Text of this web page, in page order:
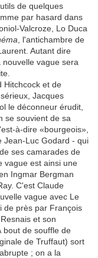
de quelques
par hasard dans
Valcroze, Lo Duca
, l'antichambre de
Autant dire
vague sera
Hitchcock et de
Jacques
le déconneur érudit,
se souvient de sa
à-dire «bourgeois»,
Jean-Luc Godard - qui
ses camarades de
vague est ainsi une
Ingmar Bergman
C'est Claude
vague avec Le
de près par François
et son
bout de souffle de
de Truffaut) sort
; on a la